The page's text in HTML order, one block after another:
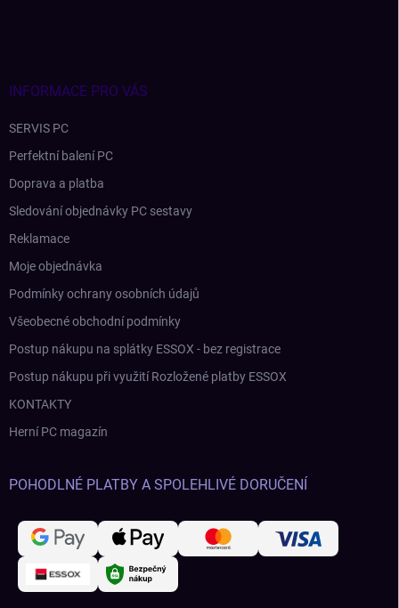
INFORMACE PRO VÁS
SERVIS PC
Perfektní balení PC
Doprava a platba
Sledování objednávky PC sestavy
Reklamace
Moje objednávka
Podmínky ochrany osobních údajů
Všeobecné obchodní podmínky
Postup nákupu na splátky ESSOX - bez registrace
Postup nákupu při využití Rozložené platby ESSOX
KONTAKTY
Herní PC magazín
POHODLNÉ PLATBY A SPOLEHLIVÉ DORUČENÍ